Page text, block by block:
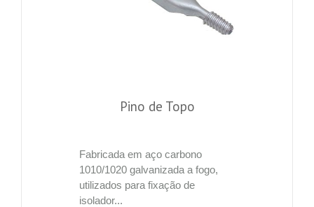
Pino de Topo
Fabricada em aço carbono
1010/1020 galvanizada a fogo,
utilizados para fixação de
isolador...